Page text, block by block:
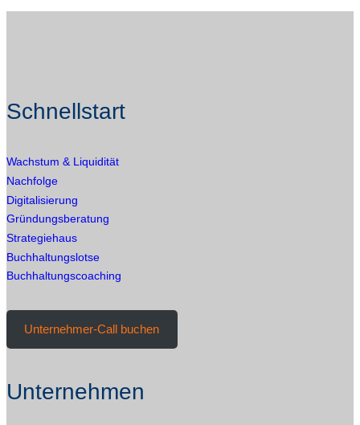
3
DEIN
TRIFFT
Schnellstart
Wachstum & Liquidität
Nachfolge
Digitalisierung
Gründungsberatung
Strategiehaus
Buchhaltungslotse
Buchhaltungscoaching
Unternehmer-Call buchen
Unternehmen